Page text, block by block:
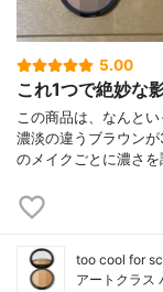
5.00
これ1つで絶妙な
この商品は、なんと
濃淡の違うブラウン
のメイクごとに濃さ
too cool for
アートクラス